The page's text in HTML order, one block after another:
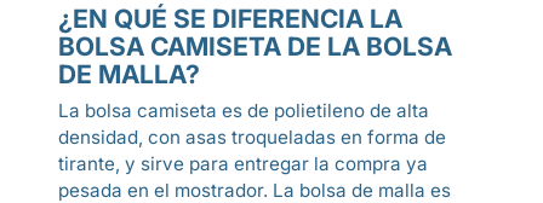
¿EN QUÉ SE DIFERENCIA LA
BOLSA CAMISETA DE LA BOLSA
DE MALLA?
La bolsa camiseta es de polietileno de alta
densidad, con asas troqueladas en forma de
tirante, y sirve para entregar la compra ya
pesada en el mostrador. La bolsa de malla es